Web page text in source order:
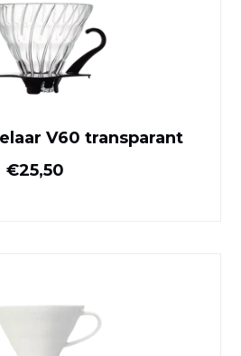
V60 transparant
Normale prijs
€25,50